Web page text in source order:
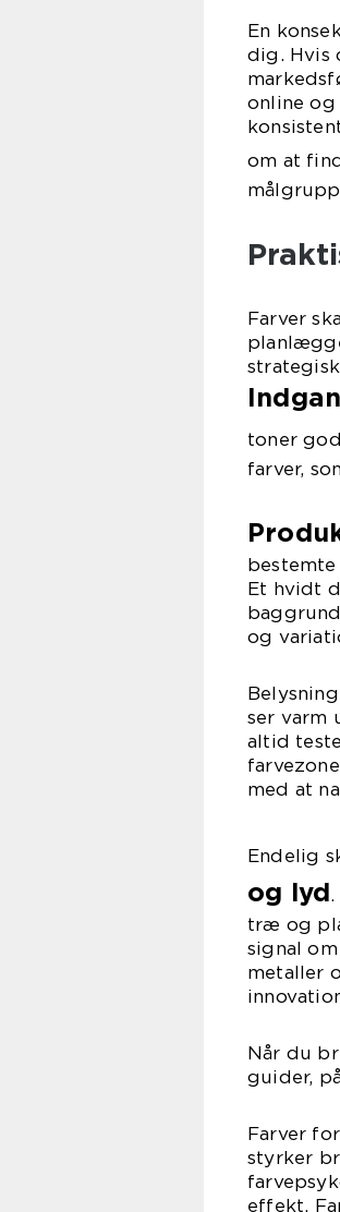
En
dig. Hvis
online
om at
Farver
toner
farver,
Et hvidt
og
ser varm
altid
med at
Endelig
og lyd
træ og
signal
metaller
Når du
guider,
Farver
styrker
effekt.